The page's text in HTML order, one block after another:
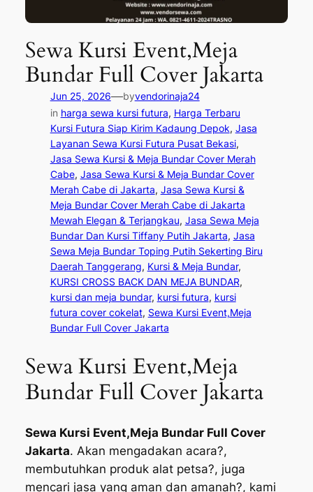
Sewa Kursi Event,Meja
Bundar Full Cover Jakarta
Jun 25, 2026—byvendorinaja24
in harga sewa kursi futura, Harga Terbaru
Kursi Futura Siap Kirim Kadaung Depok, Jasa
Layanan Sewa Kursi Futura Pusat Bekasi
Jasa Sewa Kursi & Meja Bundar Cover Merah
Cabe, Jasa Sewa Kursi & Meja Bundar Cover
Merah Cabe di Jakarta, Jasa Sewa Kursi &
Meja Bundar Cover Merah Cabe di Jakarta
Mewah Elegan & Terjangkau, Jasa Sewa Meja
Bundar Dan Kursi Tiffany Putih Jakarta, Jasa
Sewa Meja Bundar Toping Putih Sekerting Biru
Daerah Tanggerang, Kursi & Meja Bundar
KURSI CROSS BACK DAN MEJA BUNDAR
kursi dan meja bundar, kursi futura, kursi
futura cover cokelat, Sewa Kursi Event,Meja
Bundar Full Cover Jakarta
Sewa Kursi Event,Meja
Bundar Full Cover Jakarta
Sewa Kursi Event,Meja Bundar Full Cover
Jakarta. Akan mengadakan acara?,
membutuhkan produk alat petsa?, juga
mencari jasa yang aman dan amanah?, kami